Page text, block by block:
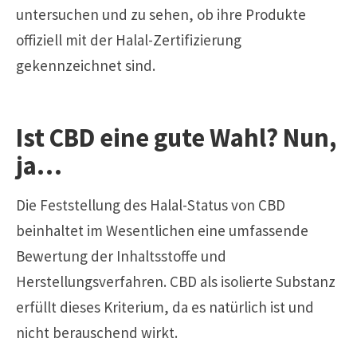
untersuchen und zu sehen, ob ihre Produkte
offiziell mit der Halal-Zertifizierung
gekennzeichnet sind.
Ist CBD eine gute Wahl? Nun,
ja…
Die Feststellung des Halal-Status von CBD
beinhaltet im Wesentlichen eine umfassende
Bewertung der Inhaltsstoffe und
Herstellungsverfahren. CBD als isolierte Substanz
erfüllt dieses Kriterium, da es natürlich ist und
nicht berauschend wirkt.